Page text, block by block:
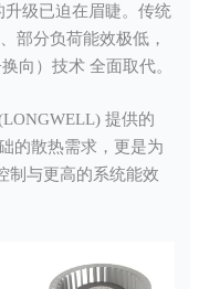
升级已迫在眉睫。传统
部分负荷能效极低，
向）技术 全面取代。
提供的
的散热需求，更是为
制与更高的系统能效